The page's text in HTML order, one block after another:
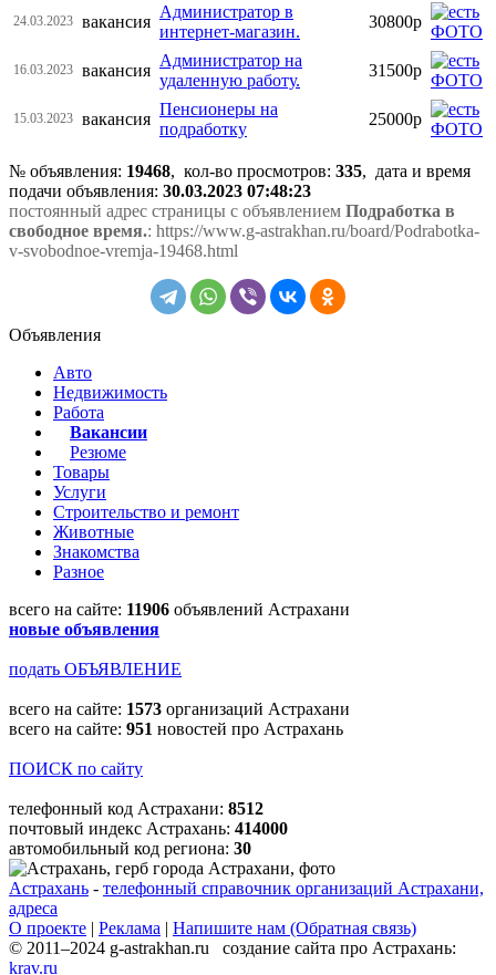
24.03.2023 вакансия
Администратор в
интернет-магазин.
30800р
16.03.2023 вакансия
Администратор на
удаленную работу.
31500р
15.03.2023 вакансия
Пенсионеры на
подработку
25000р
№ объявления: 19468, кол-во просмотров: 335, дата и время
подачи объявления: 30.03.2023 07:48:23
постоянный адрес страницы с объявлением Подработка в
свободное время.: https://www.g-astrakhan.ru/board/Podrabotka-
v-svobodnoe-vremja-19468.html
Объявления
Авто
Недвижимость
Работа
Вакансии
Резюме
Товары
Услуги
Строительство и ремонт
Животные
Знакомства
Разное
всего на сайте: 11906 объявлений Астрахани
новые объявления
подать ОБЪЯВЛЕНИЕ
всего на сайте: 1573 организаций Астрахани
всего на сайте: 951 новостей про Астрахань
ПОИСК по сайту
телефонный код Астрахани: 8512
почтовый индекс Астрахань: 414000
автомобильный код региона: 30
Астрахань - телефонный справочник организаций Астрахани,
адреса
О проекте | Реклама | Напишите нам (Обратная связь)
© 2011–2024 g-astrakhan.ru создание сайта про Астрахань:
krav.ru